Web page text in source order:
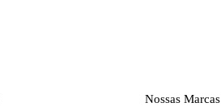
Nossas Marcas